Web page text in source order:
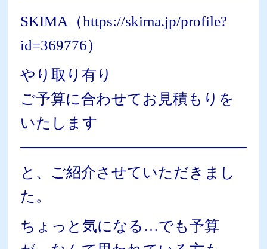
SKIMA（https://skima.jp/profile?
id=369776）
やり取り有り
ご予算に合わせてお見積もりを
いたします
と、ご紹介させていただきまし
た。
ちょっと気になる…でも予算